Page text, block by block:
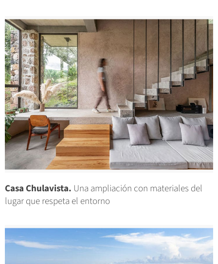
Casa Chulavista. Una ampliación con materiales del
lugar que respeta el entorno